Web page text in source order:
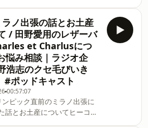
ーディ―ブルゾンLONAK
JACKET LN-JK-M
guji-
fs/guji/14052001237【撮影
西出が店主を務めている
store_n_osaka/
ります。また、新グッズの発
！田野のおすすめスイーツ情
のイチ押しアイス、ジャイア
の青はこちら
jp/product/ice/giantcone/
】実は西出が店主を務めてい
store_n_osaka/
お悩み相談室 お悩み募集中！
fKhGJmfnTwNfZqNXA
ラノ出張の話とお土産
/ 田野愛用のレザーバ
et Charlusにつ
悩み相談｜ラジオ企
浩志のクセ毛びいき
#ポッドキャスト
00:57:07
ピック直前のミラノ出張に
話とお土産についてヒーコび